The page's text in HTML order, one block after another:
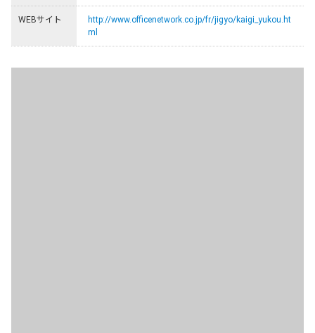
WEBサイト
http://www.officenetwork.co.jp/fr/jigyo/kaigi_yukou.ht
ml